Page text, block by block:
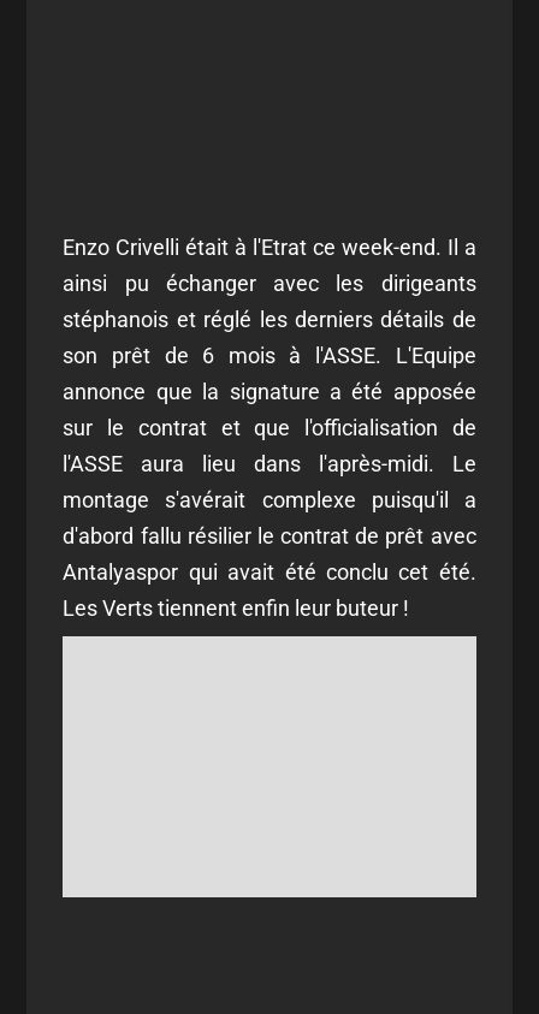
Enzo Crivelli était à l'Etrat ce week-end. Il a
ainsi pu échanger avec les dirigeants
stéphanois et réglé les derniers détails de
son prêt de 6 mois à l'ASSE. L'Equipe
annonce que la signature a été apposée
sur le contrat et que l'officialisation de
l'ASSE aura lieu dans l'après-midi. Le
montage s'avérait complexe puisqu'il a
d'abord fallu résilier le contrat de prêt avec
Antalyaspor qui avait été conclu cet été.
Les Verts tiennent enfin leur buteur !